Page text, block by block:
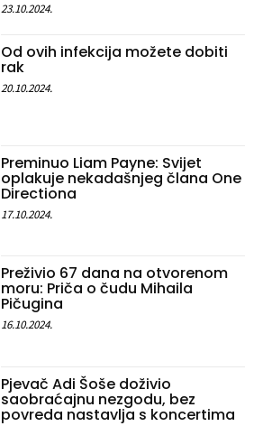
23.10.2024.
Od ovih infekcija možete dobiti
rak
20.10.2024.
Preminuo Liam Payne: Svijet
oplakuje nekadašnjeg člana One
Directiona
17.10.2024.
Preživio 67 dana na otvorenom
moru: Priča o čudu Mihaila
Pičugina
16.10.2024.
Pjevač Adi Šoše doživio
saobraćajnu nezgodu, bez
povreda nastavlja s koncertima